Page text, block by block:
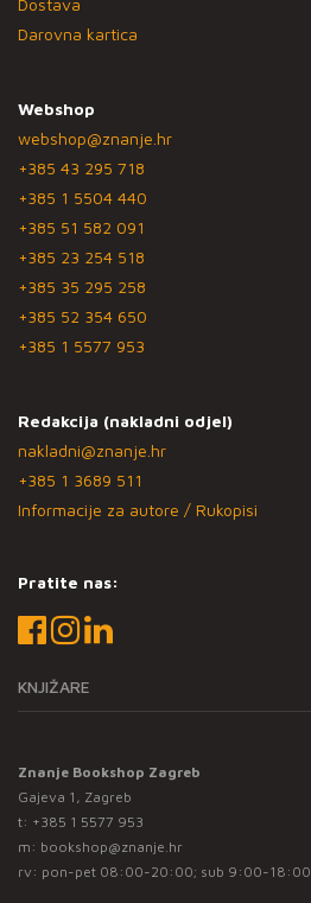
Dostava
Darovna kartica
Webshop
webshop@znanje.hr
+385 43 295 718
+385 1 5504 440
+385 51 582 091
+385 23 254 518
+385 35 295 258
+385 52 354 650
+385 1 5577 953
Redakcija (nakladni odjel)
nakladni@znanje.hr
+385 1 3689 511
Informacije za autore / Rukopisi
Pratite nas:
KNJIŽARE
Znanje Bookshop Zagreb
Gajeva 1, Zagreb
t: +385 1 5577 953
m: bookshop@znanje.hr
rv: pon-pet 08:00-20:00; sub 9:00-18:00